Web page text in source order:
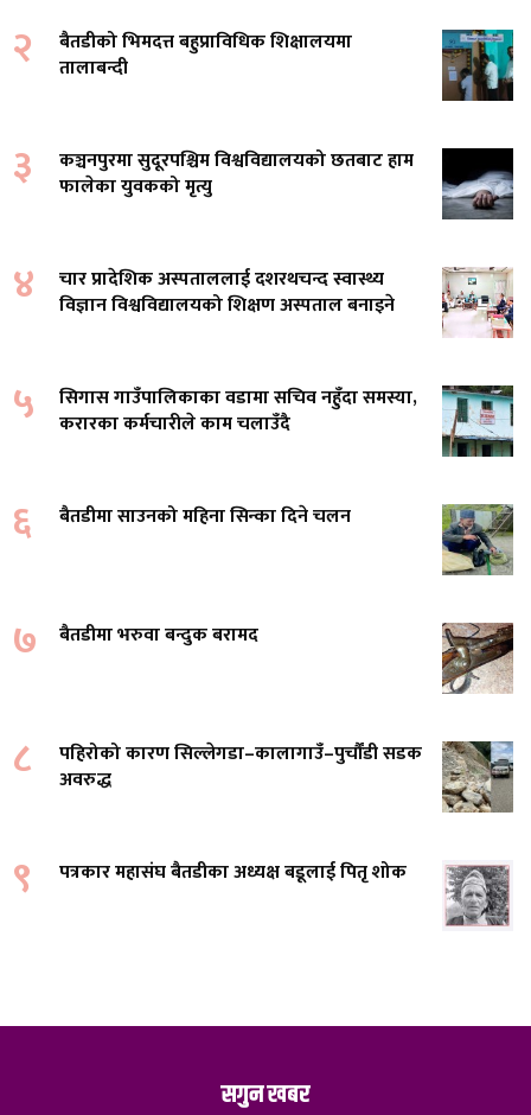
२
बैतडीको भिमदत्त बहुप्राविधिक शिक्षालयमा
तालाबन्दी
३
कञ्चनपुरमा सुदूरपश्चिम विश्वविद्यालयको छतबाट हाम
फालेका युवकको मृत्यु
४
चार प्रादेशिक अस्पताललाई दशरथचन्द स्वास्थ्य
विज्ञान विश्वविद्यालयको शिक्षण अस्पताल बनाइने
५
सिगास गाउँपालिकाका वडामा सचिव नहुँदा समस्या,
करारका कर्मचारीले काम चलाउँदै
६ बैतडीमा साउनको महिना सिन्का दिने चलन
७ बैतडीमा भरुवा बन्दुक बरामद
८
पहिरोको कारण सिल्लेगडा–कालागाउँ–पुर्चौंडी सडक
अवरुद्ध
९ पत्रकार महासंघ बैतडीका अध्यक्ष बडूलाई पितृ शोक
सगुन खबर